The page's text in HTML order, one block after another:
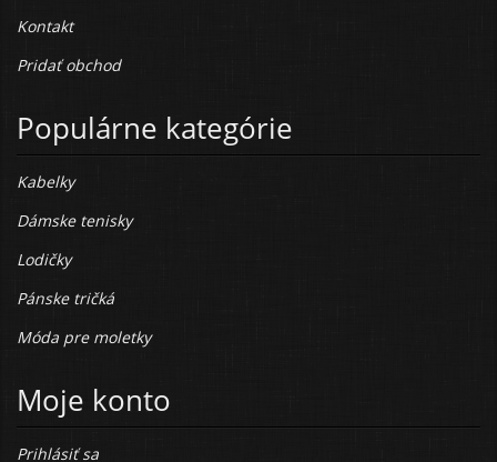
Kontakt
Pridať obchod
Populárne kategórie
Kabelky
Dámske tenisky
Lodičky
Pánske tričká
Móda pre moletky
Moje konto
Prihlásiť sa